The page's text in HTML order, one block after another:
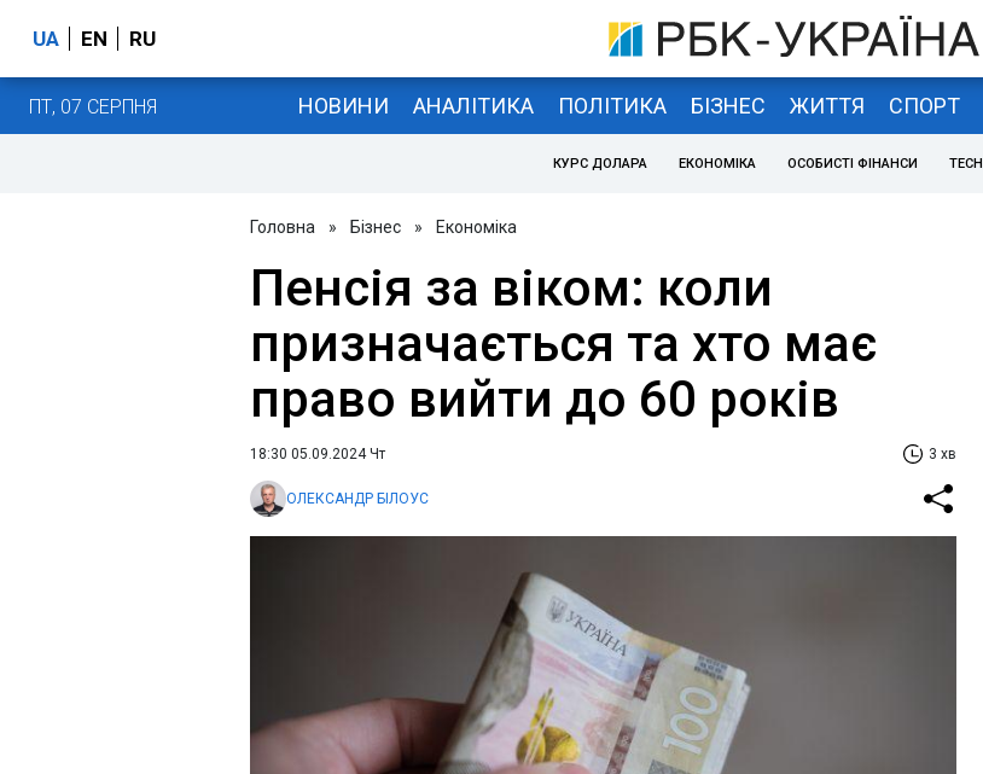
UA EN RU
ПТ, 07 СЕРПНЯ НОВИНИ АНАЛІТИКА ПОЛІТИКА БІЗНЕС ЖИТТЯ СПОРТ
КУРС ДОЛАРА ЕКОНОМІКА ОСОБИСТІ ФІНАНСИ TECH
Головна » Бізнес » Економіка
Пенсія за віком: коли
призначається та хто має
право вийти до 60 років
18:30 05.09.2024 Чт 3 хв
ОЛЕКСАНДР БІЛОУС